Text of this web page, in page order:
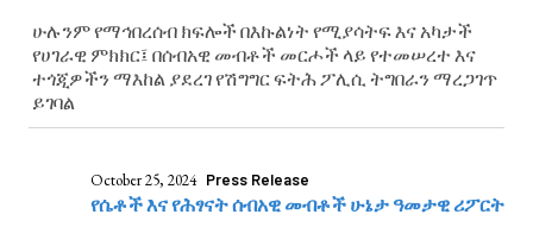
ሁሉንም የማኅበረሰብ ክፍሎች በእኩልነት የሚያሳትፍ እና አካታች
የሀገራዊ ምክክር፤ በሰብአዊ መብቶች መርሖች ላይ የተመሠረተ እና
ተጎጂዎችን ማእከል ያደረገ የሽግግር ፍትሕ ፖሊሲ ትግበራን ማረጋገጥ
ይገባል
October 25, 2024 Press Release
የሴቶች እና የሕፃናት ሰብአዊ መብቶች ሁኔታ ዓመታዊ ሪፖርት